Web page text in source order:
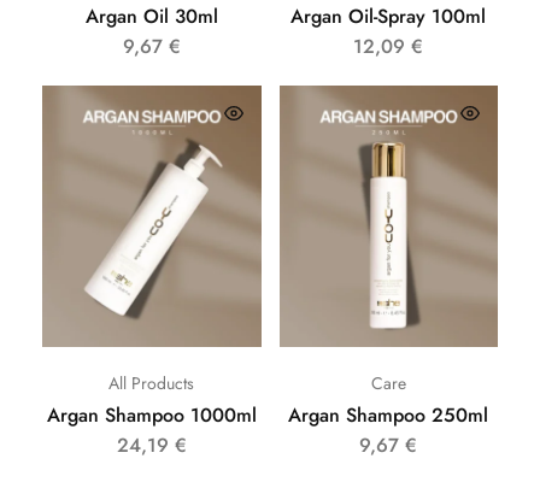
Argan Oil 30ml
9,67 €
Argan Oil-Spray 100ml
12,09€
All Products
Argan Shampoo 1000ml
24,19 €
Care
Argan Shampoo 250ml
9,67€